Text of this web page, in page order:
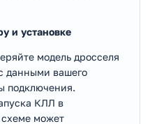
и установке
модель дросселя
данными вашего
подключения.
КЛЛ в
может